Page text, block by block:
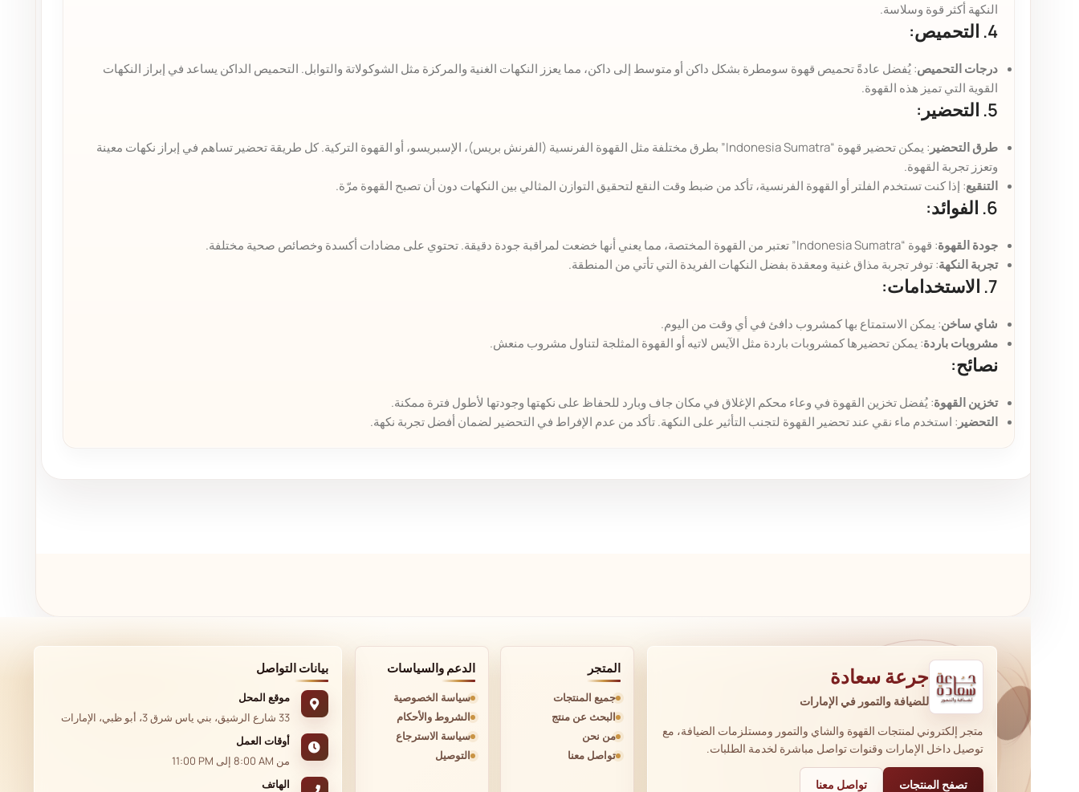
النكهة أكثر قوة وسلاسة.
4. التحميص:
درجات التحميص: يُفضل عادةً تحميص قهوة سومطرة بشكل داكن أو متوسط إلى داكن، مما يعزز النكهات الغنية والمركزة مثل الشوكولاتة والتوابل. التحميص الداكن يساعد في إبراز النكهات
القوية التي تميز هذه القهوة.
5. التحضير:
طرق التحضير
: يمكن تحضير قهوة “Indonesia Sumatra” بطرق مختلفة مثل القهوة الفرنسية (الفرنش بريس)، الإسبريسو، أو القهوة التركية. كل طريقة تحضير تساهم في إبراز نكهات معينة
وتعزز تجربة القهوة.
التنقيع: إذا كنت تستخدم الفلتر أو القهوة الفرنسية، تأكد من ضبط وقت النقع لتحقيق التوازن المثالي بين النكهات دون أن تصبح القهوة مرّة.
6. الفوائد:
جودة القهوة: قهوة “Indonesia Sumatra” تعتبر من القهوة المختصة، مما يعني أنها خضعت لمراقبة جودة دقيقة. تحتوي على مضادات أكسدة وخصائص صحية مختلفة.
تجربة النكهة: توفر تجربة مذاق غنية ومعقدة بفضل النكهات الفريدة التي تأتي من المنطقة.
7. الاستخدامات:
شاي ساخن: يمكن الاستمتاع بها كمشروب دافئ في أي وقت من اليوم.
مشروبات باردة: يمكن تحضيرها كمشروبات باردة مثل الآيس لاتيه أو القهوة المثلجة لتناول مشروب منعش.
نصائح:
تخزين القهوة: يُفضل تخزين القهوة في وعاء محكم الإغلاق في مكان جاف وبارد للحفاظ على نكهتها وجودتها لأطول فترة ممكنة.
التحضير: استخدم ماء نقي عند تحضير القهوة لتجنب التأثير على النكهة. تأكد من عدم الإفراط في التحضير لضمان أفضل تجربة نكهة.
جرعة سعادة
للضيافة والتمور في الإمارات
متجر إلكتروني لمنتجات القهوة والشاي والتمور ومستلزمات الضيافة، مع
توصيل داخل الإمارات وقنوات تواصل مباشرة لخدمة الطلبات.
تصفح المنتجات تواصل معنا
المتجر
جميع المنتجات
البحث عن منتج
من نحن
تواصل معنا
الدعم والسياسات
سياسة الخصوصية
الشروط والأحكام
سياسة الاسترجاع
التوصيل
بيانات التواصل
موقع المحل
33 شارع الرشيق، بني ياس شرق 3، أبو ظبي، الإمارات
أوقات العمل
من 8:00 AM إلى 11:00 PM
الهاتف